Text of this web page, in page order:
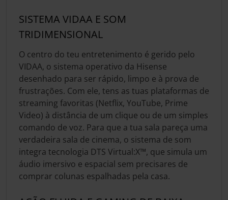
SISTEMA VIDAA E SOM
TRIDIMENSIONAL
O centro do teu entretenimento é gerido pelo
VIDAA, o sistema operativo da Hisense
desenhado para ser rápido, limpo e à prova de
frustrações. Com ele, tens as tuas plataformas de
streaming favoritas (Netflix, YouTube, Prime
Video) à distância de um clique ou de um simples
comando de voz. Para que a tua sala pareça uma
verdadeira sala de cinema, o sistema de som
integra tecnologia DTS Virtual:X™, que simula um
áudio imersivo e espacial sem precisares de
comprar colunas espalhadas pela casa.